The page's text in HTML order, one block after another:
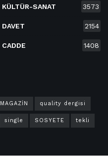
KÜLTÜR-SANAT 3573
DAVET 2154
CADDE 1408
MAGAZİN quality dergisi
single SOSYETE tekli